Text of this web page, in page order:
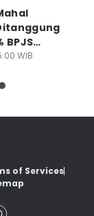
BPJS
Jantung
WIB
of Services